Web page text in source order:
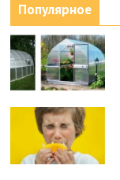
Популярное